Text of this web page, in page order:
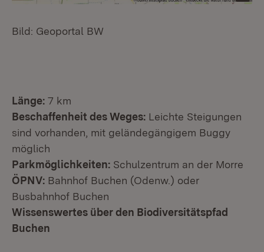
Bild: Geoportal BW
Länge: 7 km
Beschaffenheit des Weges: Leichte Steigungen
sind vorhanden, mit geländegängigem Buggy
möglich
Parkmöglichkeiten: Schulzentrum an der Morre
ÖPNV: Bahnhof Buchen (Odenw.) oder
Busbahnhof Buchen
Wissenswertes über den Biodiversitätspfad
Buchen